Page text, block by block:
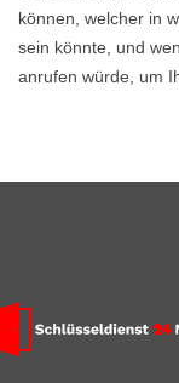
können, welcher in
sein könnte, und
anrufen würde, um